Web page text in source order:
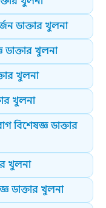
ডাক্তার খুলনা
ডাক্তার খুলনা
খুলনা
খুলনা
বিশেষজ্ঞ ডাক্তার
খুলনা
ডাক্তার খুলনা